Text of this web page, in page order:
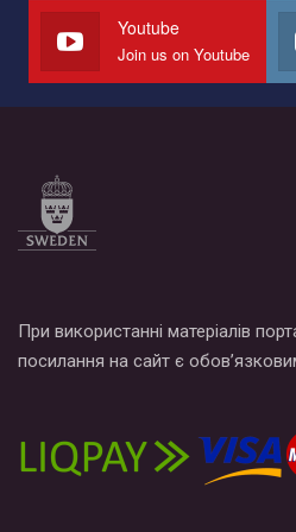
СОГИ в Украине.
Все, что вам нужно сделать - это
Youtube
Join us on Youtube
При використанні матеріалів
посилання на сайт є